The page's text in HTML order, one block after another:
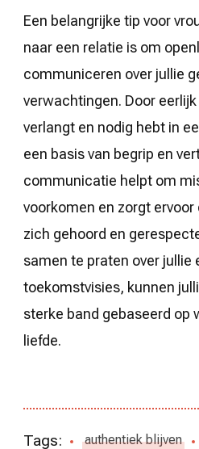
Een belangrijke tip voor
naar een relatie is om
communiceren over jullie
verwachtingen. Door
verlangt en nodig hebt in
een basis van begrip en
communicatie helpt om
voorkomen en zorgt
zich gehoord en
samen te praten over jullie
toekomstvisies, kunnen
sterke band gebaseerd op
liefde.
Tags: authentiek blijven